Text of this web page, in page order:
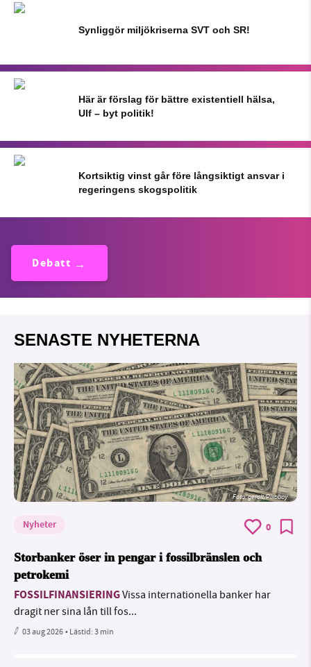
Synliggör miljökriserna SVT och SR!
Här är förslag för bättre existentiell hälsa,
Ulf – byt politik!
Kortsiktig vinst går före långsiktigt ansvar i
regeringens skogspolitik
Debatt
SENASTE NYHETERNA
Foto:geralt/Pixabay
Nyheter 0
Storbanker öser in pengar i fossilbränslen och
petrokemi
FOSSILFINANSIERINGVissa internationella banker har
dragit ner sina lån till fos...
03 aug 2026• Lästid:3 min